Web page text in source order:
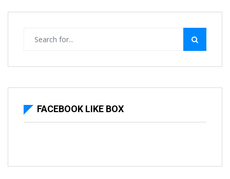
FACEBOOK LIKE BOX